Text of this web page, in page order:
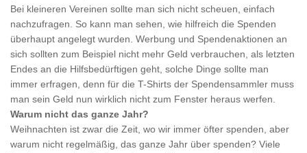
Bei kleineren Vereinen sollte man sich nicht scheuen, einfach
nachzufragen. So kann man sehen, wie hilfreich die Spenden
überhaupt angelegt wurden. Werbung und Spendenaktionen an
sich sollten zum Beispiel nicht mehr Geld verbrauchen, als letzten
Endes an die Hilfsbedürftigen geht, solche Dinge sollte man
immer erfragen, denn für die T-Shirts der Spendensammler muss
man sein Geld nun wirklich nicht zum Fenster heraus werfen.
Warum nicht das ganze Jahr?
Weihnachten ist zwar die Zeit, wo wir immer öfter spenden, aber
warum nicht regelmäßig, das ganze Jahr über spenden? Viele